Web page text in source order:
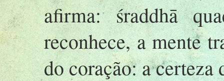
afirma: śraddhā
reconhece, a mente
do coração: a certeza